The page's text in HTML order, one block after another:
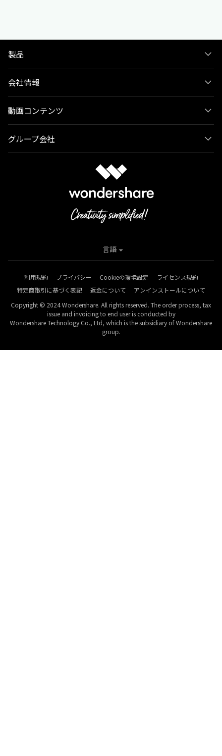
製品
会社情報
動画コンテンツ
グループ会社
利用規約 プライバシー Cookieの環境設定
ライセンス規約
特定商取引に基づく表記
返金について
アンインストールについて
Copyright © 2024 Wondershare. All rights reserved. The order process, tax
issue and invoicing to end user is conducted by
Wondershare Technology Co., Ltd, which is the subsidiary of Wondershare
group.
言語